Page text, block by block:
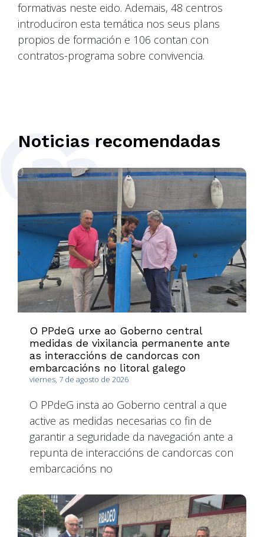
formativas neste eido. Ademais, 48 centros
introduciron esta temática nos seus plans
propios de formación e 106 contan con
contratos-programa sobre convivencia.
Noticias recomendadas
O PPdeG urxe ao Goberno central
medidas de vixilancia permanente ante
as interaccións de candorcas con
embarcacións no litoral galego
viernes, 7 de agosto de 2026
O PPdeG insta ao Goberno central a que
active as medidas necesarias co fin de
garantir a seguridade da navegación ante a
repunta de interaccións de candorcas con
embarcacións no